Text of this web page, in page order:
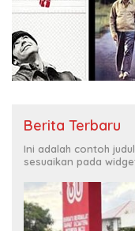
Berita Terbaru
Ini adalah contoh
sesuaikan pada